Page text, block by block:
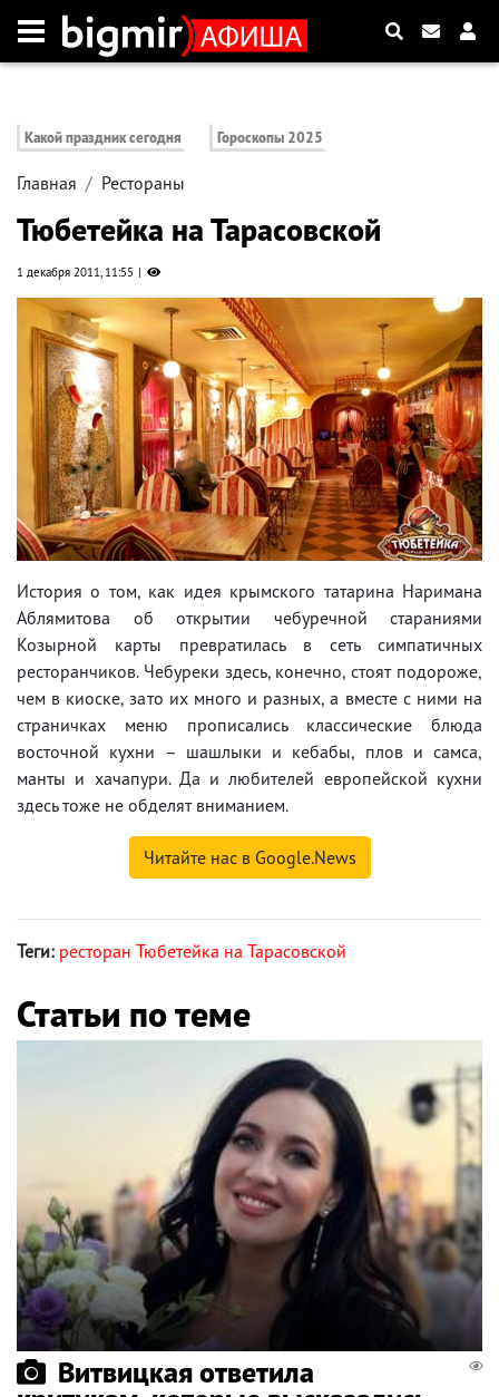
Какой праздник сегодня Гороскопы 2025
Главная Рестораны
Тюбетейка на Тарасовской
1 декабря 2011, 11:55
История о том, как идея крымского татарина Наримана
Аблямитова об открытии чебуречной стараниями
Козырной карты превратилась в сеть симпатичных
ресторанчиков. Чебуреки здесь, конечно, стоят подороже,
чем в киоске, зато их много и разных, а вместе с ними на
страничках меню прописались классические блюда
восточной кухни – шашлыки и кебабы, плов и самса,
манты и хачапури. Да и любителей европейской кухни
здесь тоже не обделят вниманием.
Читайте нас в Google.News
Теги: ресторан Тюбетейка на Тарасовской
Статьи по теме
Витвицкая ответила